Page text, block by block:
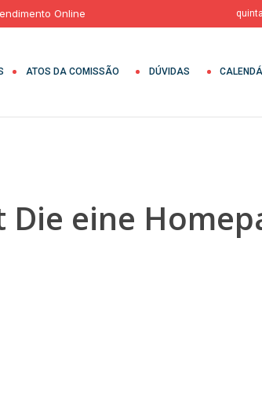
Online
ATOS DA COMISSÃO DÚVIDAS
eine